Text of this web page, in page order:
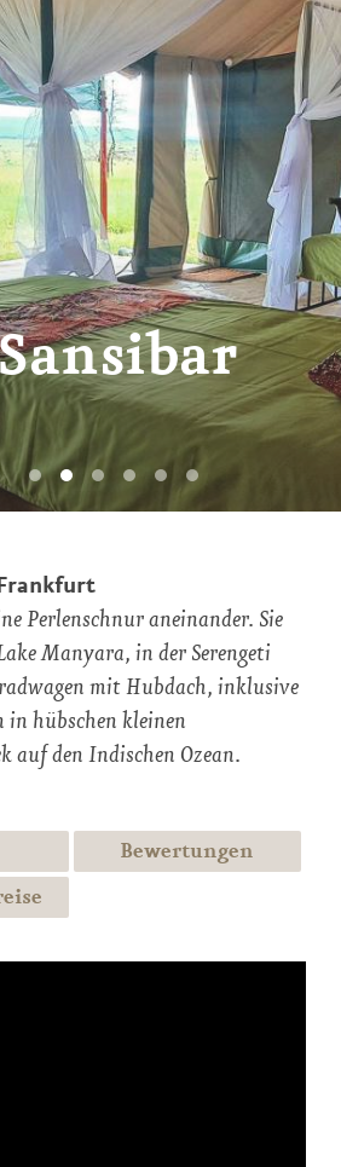
Perlenschnur aneinander. Sie
Manyara, in der Serengeti
mit Hubdach, inklusive
hübschen kleinen
auf den Indischen Ozean.
Bewertungen